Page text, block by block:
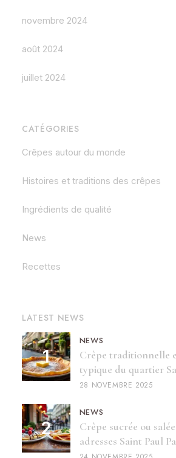
novembre 2024
août 2024
juillet 2024
CATÉGORIES
Crêpes autour du monde
Histoires et traditions des crêpes
Ingrédients de qualité
News
Recettes
LATEST NEWS
NEWS
Crêpe traditionnelle
typique du quartier
28 NOVEMBRE 2025
NEWS
Crêpe sucrée ou
adresses Saint Paul